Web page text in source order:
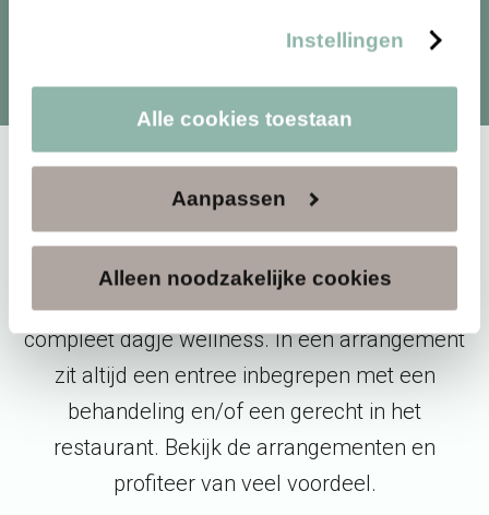
Instellingen
Alle cookies toestaan
Aanpassen
Alleen noodzakelijke cookies
Speciaal voor jou geselecteerd
Ontdek onze arrangementen voor een
compleet dagje wellness. In een arrangement
zit altijd een entree inbegrepen met een
behandeling en/of een gerecht in het
restaurant. Bekijk de arrangementen en
profiteer van veel voordeel.